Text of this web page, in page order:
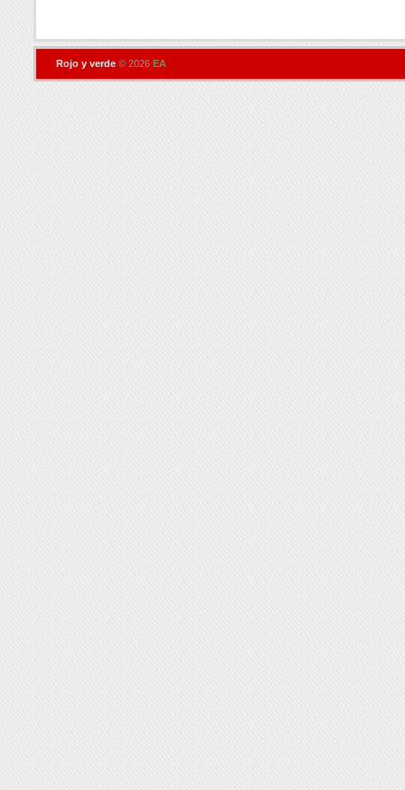
Rojo y verde © 2026 EA